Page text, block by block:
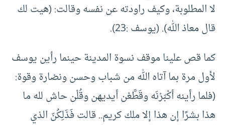
لا المطلوبة، وكيف راودته عن نفسه وقالت: (هيت لك
قال معاذ الله). (يوسف :23).
كما قص علينا موقف نسوة المدينة حينما رأين يوسف
لأول مرة بما آتاه الله من شباب وحسن ونضارة وقوة:
(فلما رأينه أكْبَرْنَه وقَطَّعْن أيديهن وقُلْن حاش لله ما
هذا بشرًا إن هذا إلا ملك كريم.. قالت فَذَلِكُنّ الذي